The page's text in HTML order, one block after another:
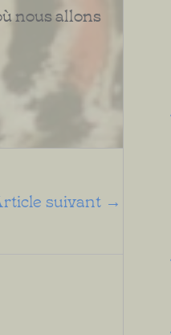
nous allons
suivant →